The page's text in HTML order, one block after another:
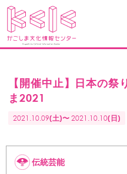
【開催中止】日本の祭
ま2021
2021.10.09(土)〜2021.10.10(日)
伝統芸能